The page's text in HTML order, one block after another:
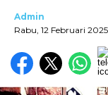
Admin
Rabu, 12 Februari 2025